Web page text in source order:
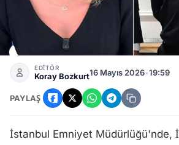
İstanbul Emniyetinde Kapsamlı
EDİTÖR
Koray Bozkurt16 Mayıs 2026•19:59
PAYLAŞ
İstanbul Emniyet Müdürlüğü'nde,